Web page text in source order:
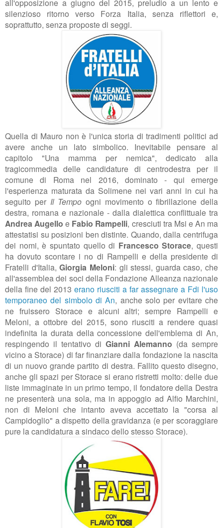
all'opposizione a giugno del 2015, preludio a un lento e
silenzioso ritorno verso Forza Italia, senza riflettori e,
soprattutto, senza proposte di seggi.
Quella di Mauro non è l'unica storia di tradimenti politici ad
avere anche un lato simbolico. Inevitabile pensare al
capitolo "Una mamma per nemica", dedicato alla
tragicommedia delle candidature di centrodestra per il
comune di Roma nel 2016, dominato - qui emerge
l'esperienza maturata da Solimene nei vari anni in cui ha
seguito per Il Tempo ogni movimento o fibrillazione della
destra, romana e nazionale - dalla dialettica conflittuale tra
Andrea Augello e Fabio Rampelli, cresciuti tra Msi e An ma
attestatisi su posizioni ben distinte. Quando, dalla centrifuga
dei nomi, è spuntato quello di Francesco Storace, questi
ha dovuto scontare i no di Rampelli e della presidente di
Fratelli d'Italia,Giorgia Meloni: gli stessi, guarda caso, che
all'assemblea dei soci della Fondazione Alleanza nazionale
della fine del 2013 erano riusciti a far assegnare a Fdi l'uso
temporaneo del simbolo di An, anche solo per evitare che
ne fruissero Storace e alcuni altri; sempre Rampelli e
Meloni, a ottobre del 2015, sono riusciti a rendere quasi
indefinita la durata della concessione dell'emblema di An,
respingendo il tentativo di Gianni Alemanno (da sempre
vicino a Storace) di far finanziare dalla fondazione la nascita
di un nuovo grande partito di destra. Fallito questo disegno,
anche gli spazi per Storace si erano ristretti molto: delle due
liste immaginate in un primo tempo, il fondatore della Destra
ne presenterà una sola, ma in appoggio ad Alfio Marchini,
non di Meloni che intanto aveva accettato la "corsa al
Campidoglio" a dispetto della gravidanza (e per scoraggiare
pure la candidatura a sindaco dello stesso Storace).